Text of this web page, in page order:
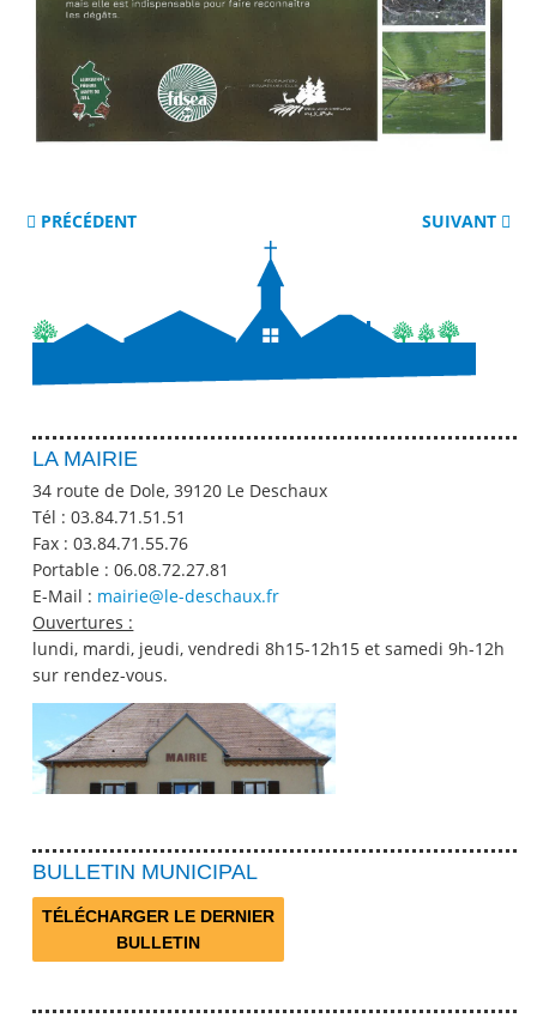
PRÉCÉDENT SUIVANT
LA MAIRIE
34 route de Dole, 39120 Le Deschaux
Tél :03.84.71.51.51
Fax :03.84.71.55.76
Portable :06.08.72.27.81
E-Mail : mairie@le-deschaux.fr
Ouvertures :
lundi, mardi, jeudi, vendredi 8h15-12h15 et samedi 9h-12h
sur rendez-vous.
BULLETIN MUNICIPAL
TÉLÉCHARGER LE DERNIER
BULLETIN